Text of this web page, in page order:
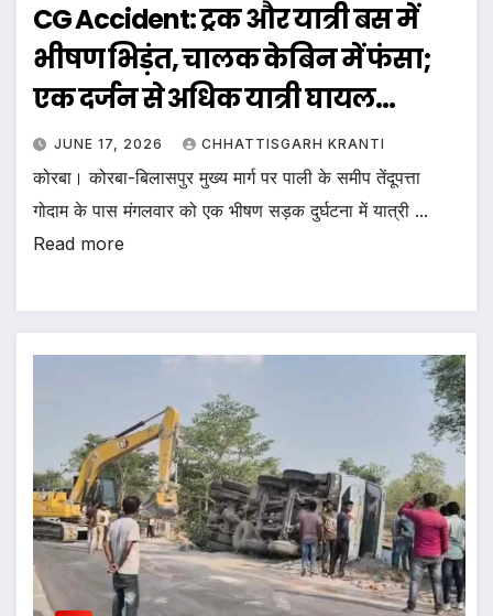
CG Accident: ट्रक और यात्री बस में
भीषण भिड़ंत, चालक केबिन में फंसा;
एक दर्जन से अधिक यात्री घायल…
JUNE 17, 2026 CHHATTISGARH KRANTI
कोरबा। कोरबा-बिलासपुर मुख्य मार्ग पर पाली के समीप तेंदूपत्ता
गोदाम के पास मंगलवार को एक भीषण सड़क दुर्घटना में यात्री ...
Read more